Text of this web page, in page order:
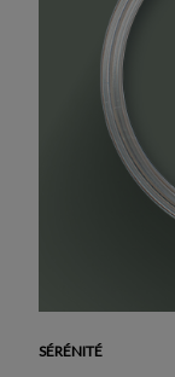
SÉRÉNITÉ